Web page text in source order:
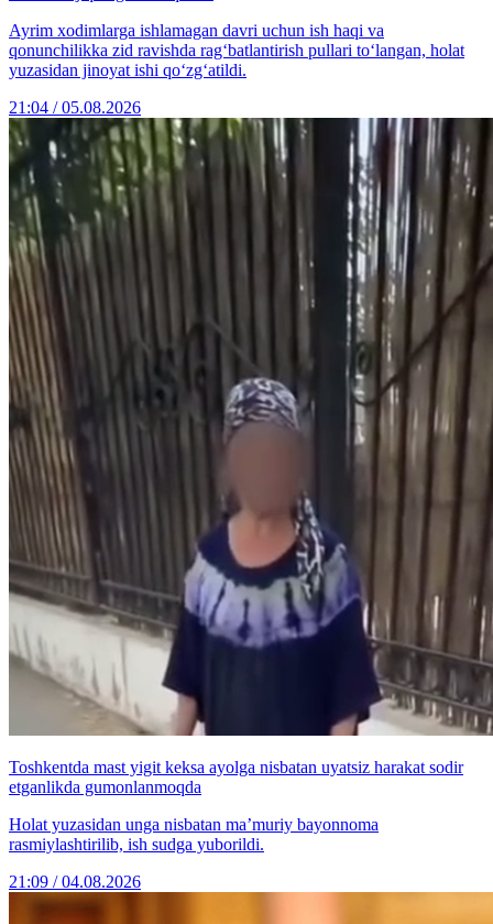
Ayrim xodimlarga ishlamagan davri uchun ish haqi va
qonunchilikka zid ravishda rag‘batlantirish pullari to‘langan, holat
yuzasidan jinoyat ishi qo‘zg‘atildi.
21:04 / 05.08.2026
Toshkentda mast yigit keksa ayolga nisbatan uyatsiz harakat sodir
etganlikda gumonlanmoqda
Holat yuzasidan unga nisbatan ma’muriy bayonnoma
rasmiylashtirilib, ish sudga yuborildi.
21:09 / 04.08.2026